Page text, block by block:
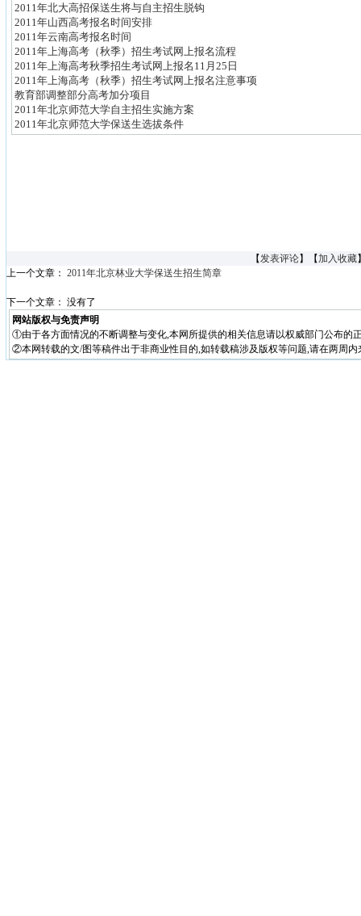
2011年北大高招保送生将与自主招生脱钩
2011年山西高考报名时间安排
2011年云南高考报名时间
2011年上海高考（秋季）招生考试网上报名流程
2011年上海高考秋季招生考试网上报名11月25日
2011年上海高考（秋季）招生考试网上报名注意事项
教育部调整部分高考加分项目
2011年北京师范大学自主招生实施方案
2011年北京师范大学保送生选拔条件
【发表评论】【加入收藏
上一个文章： 2011年北京林业大学保送生招生简章
下一个文章： 没有了
网站版权与免责声明
①由于各方面情况的不断调整与变化,本网所提供的相关信息请以权威部门公布的
②本网转载的文/图等稿件出于非商业性目的,如转载稿涉及版权等问题,请在两周内